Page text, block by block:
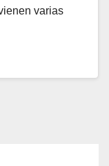
varias